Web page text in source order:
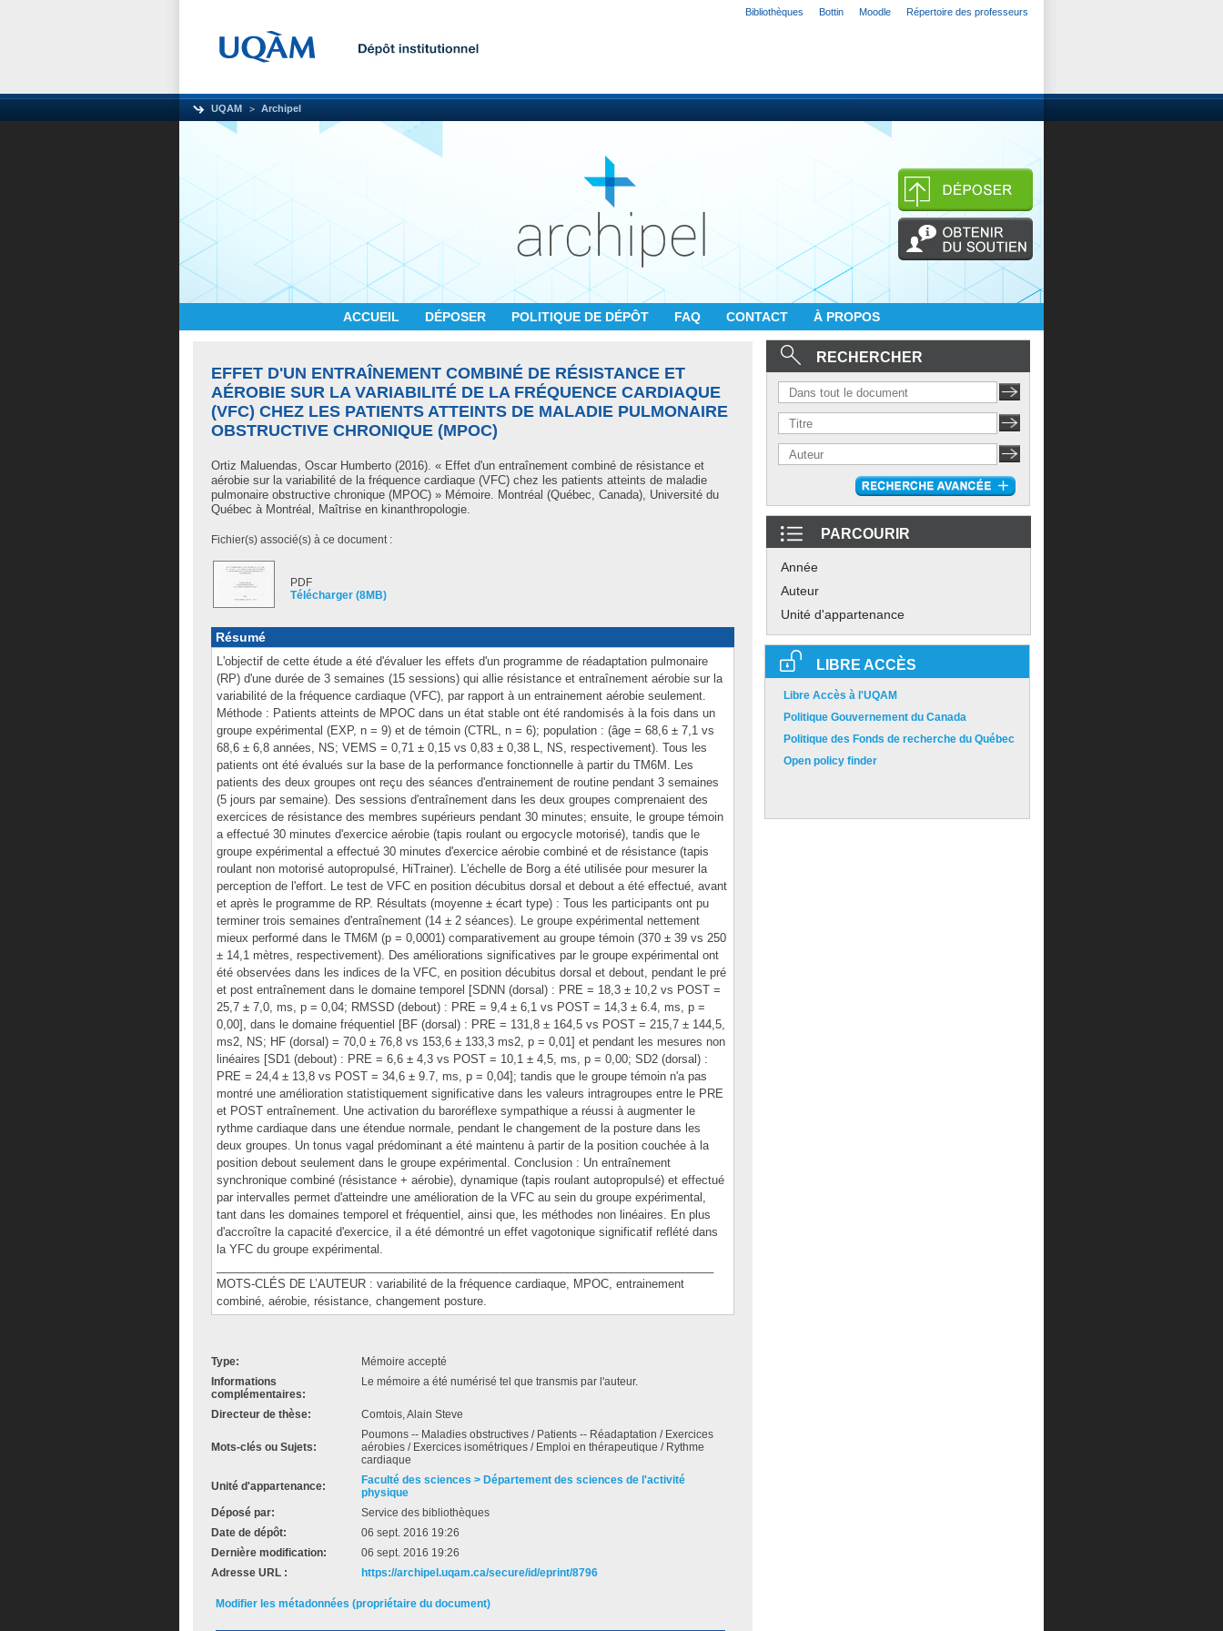
Bibliothèques Bottin Moodle Répertoire des professeurs
UQAM Archipel
ACCUEIL DÉPOSER POLITIQUE DE DÉPÔT FAQ CONTACT À PROPOS
EFFET D'UN ENTRAÎNEMENT COMBINÉ DE RÉSISTANCE ET
AÉROBIE SUR LA VARIABILITÉ DE LA FRÉQUENCE CARDIAQUE
(VFC) CHEZ LES PATIENTS ATTEINTS DE MALADIE PULMONAIRE
OBSTRUCTIVE CHRONIQUE (MPOC)
Ortiz Maluendas, Oscar Humberto (2016). « Effet d'un entraînement combiné de résistance et
aérobie sur la variabilité de la fréquence cardiaque (VFC) chez les patients atteints de maladie
pulmonaire obstructive chronique (MPOC) » Mémoire. Montréal (Québec, Canada), Université du
Québec à Montréal, Maîtrise en kinanthropologie.
Fichier(s) associé(s) à ce document :
PDF
Télécharger (8MB)
Résumé
L'objectif de cette étude a été d'évaluer les effets d'un programme de réadaptation pulmonaire
(RP) d'une durée de 3 semaines (15 sessions) qui allie résistance et entraînement aérobie sur la
variabilité de la fréquence cardiaque (VFC), par rapport à un entrainement aérobie seulement.
Méthode : Patients atteints de MPOC dans un état stable ont été randomisés à la fois dans un
groupe expérimental (EXP, n = 9) et de témoin (CTRL, n = 6); population : (âge = 68,6 ± 7,1 vs
68,6 ± 6,8 années, NS; VEMS = 0,71 ± 0,15 vs 0,83 ± 0,38 L, NS, respectivement). Tous les
patients ont été évalués sur la base de la performance fonctionnelle à partir du TM6M. Les
patients des deux groupes ont reçu des séances d'entrainement de routine pendant 3 semaines
(5 jours par semaine). Des sessions d'entraînement dans les deux groupes comprenaient des
exercices de résistance des membres supérieurs pendant 30 minutes; ensuite, le groupe témoin
a effectué 30 minutes d'exercice aérobie (tapis roulant ou ergocycle motorisé), tandis que le
groupe expérimental a effectué 30 minutes d'exercice aérobie combiné et de résistance (tapis
roulant non motorisé autopropulsé, HiTrainer). L'échelle de Borg a été utilisée pour mesurer la
perception de l'effort. Le test de VFC en position décubitus dorsal et debout a été effectué, avant
et après le programme de RP. Résultats (moyenne ± écart type) : Tous les participants ont pu
terminer trois semaines d'entraînement (14 ± 2 séances). Le groupe expérimental nettement
mieux performé dans le TM6M (p = 0,0001) comparativement au groupe témoin (370 ± 39 vs 250
± 14,1 mètres, respectivement). Des améliorations significatives par le groupe expérimental ont
été observées dans les indices de la VFC, en position décubitus dorsal et debout, pendant le pré
et post entraînement dans le domaine temporel [SDNN (dorsal) : PRE = 18,3 ± 10,2 vs POST =
25,7 ± 7,0, ms, p = 0,04; RMSSD (debout) : PRE = 9,4 ± 6,1 vs POST = 14,3 ± 6.4, ms, p =
0,00], dans le domaine fréquentiel [BF (dorsal) : PRE = 131,8 ± 164,5 vs POST = 215,7 ± 144,5,
ms2, NS; HF (dorsal) = 70,0 ± 76,8 vs 153,6 ± 133,3 ms2, p = 0,01] et pendant les mesures non
linéaires [SD1 (debout) : PRE = 6,6 ± 4,3 vs POST = 10,1 ± 4,5, ms, p = 0,00; SD2 (dorsal) :
PRE = 24,4 ± 13,8 vs POST = 34,6 ± 9.7, ms, p = 0,04]; tandis que le groupe témoin n'a pas
montré une amélioration statistiquement significative dans les valeurs intragroupes entre le PRE
et POST entraînement. Une activation du baroréflexe sympathique a réussi à augmenter le
rythme cardiaque dans une étendue normale, pendant le changement de la posture dans les
deux groupes. Un tonus vagal prédominant a été maintenu à partir de la position couchée à la
position debout seulement dans le groupe expérimental. Conclusion : Un entraînement
synchronique combiné (résistance + aérobie), dynamique (tapis roulant autopropulsé) et effectué
par intervalles permet d'atteindre une amélioration de la VFC au sein du groupe expérimental,
tant dans les domaines temporel et fréquentiel, ainsi que, les méthodes non linéaires. En plus
d'accroître la capacité d'exercice, il a été démontré un effet vagotonique significatif reflété dans
la YFC du groupe expérimental.
MOTS-CLÉS DE L’AUTEUR : variabilité de la fréquence cardiaque, MPOC, entrainement
combiné, aérobie, résistance, changement posture.
Type:
Mémoire accepté
Informations
complémentaires:
Le mémoire a été numérisé tel que transmis par l'auteur.
Directeur de thèse: Comtois, Alain Steve
Mots-clés ou Sujets:
Poumons -- Maladies obstructives / Patients -- Réadaptation / Exercices
aérobies / Exercices isométriques / Emploi en thérapeutique / Rythme
cardiaque
Unité d'appartenance:
Faculté des sciences > Département des sciences de l'activité
physique
Déposé par:
Service des bibliothèques
Date de dépôt:
06 sept. 2016 19:26
Dernière modification:
06 sept. 2016 19:26
Adresse URL :
https://archipel.uqam.ca/secure/id/eprint/8796
Modifier les métadonnées (propriétaire du document)
RECHERCHER
PARCOURIR
Année
Auteur
Unité d'appartenance
LIBRE ACCÈS
Libre Accès à l'UQAM
Politique Gouvernement du Canada
Politique des Fonds de recherche du Québec
Open policy finder